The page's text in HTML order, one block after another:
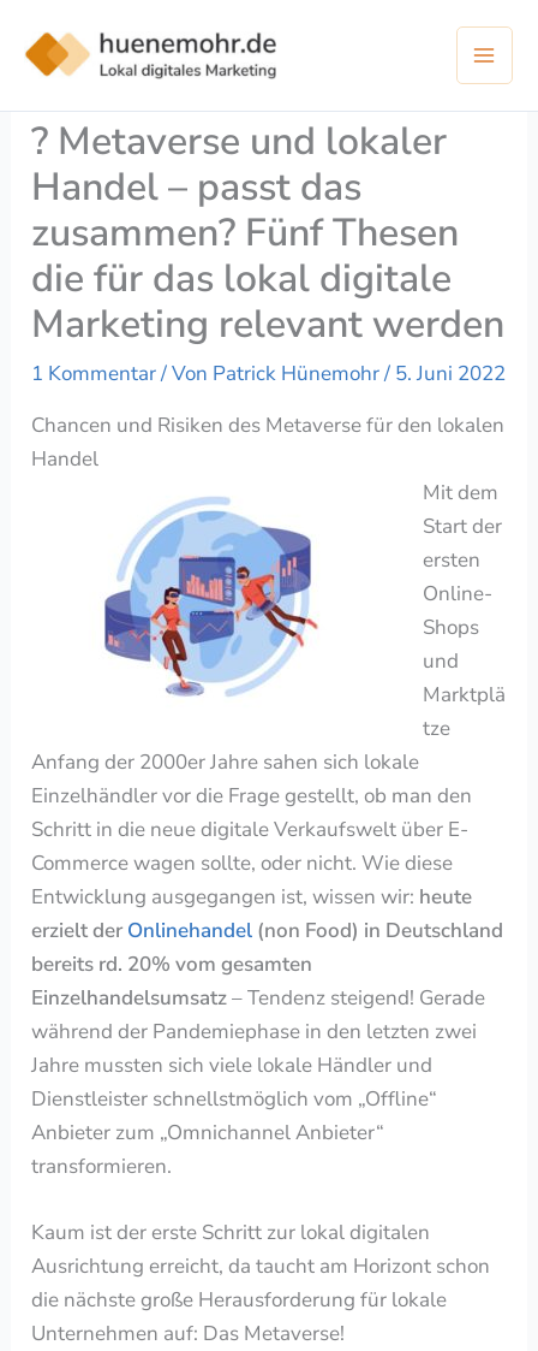
Inhalt
springen
? Metaverse und lokaler
Handel – passt das
zusammen? Fünf Thesen
die für das lokal digitale
Marketing relevant werden
1 Kommentar/ Von Patrick Hünemohr/ 5. Juni 2022
Chancen und Risiken des Metaverse für den lokalen
Handel
Mit dem
Start der
ersten
Online-
Shops
und
Marktplä
tze
Anfang der 2000er Jahre sahen sich lokale
Einzelhändler vor die Frage gestellt, ob man den
Schritt in die neue digitale Verkaufswelt über E-
Commerce wagen sollte, oder nicht. Wie diese
Entwicklung ausgegangen ist, wissen wir: heute
erzielt derOnlinehandel (non Food) in Deutschland
bereits rd. 20% vom gesamten
Einzelhandelsumsatz– Tendenz steigend! Gerade
während der Pandemiephase in den letzten zwei
Jahre mussten sich viele lokale Händler und
Dienstleister schnellstmöglich vom „Offline“
Anbieter zum „Omnichannel Anbieter“
transformieren.
Kaum ist der erste Schritt zur lokal digitalen
Ausrichtung erreicht, da taucht am Horizont schon
die nächste große Herausforderung für lokale
Unternehmen auf: Das Metaverse!